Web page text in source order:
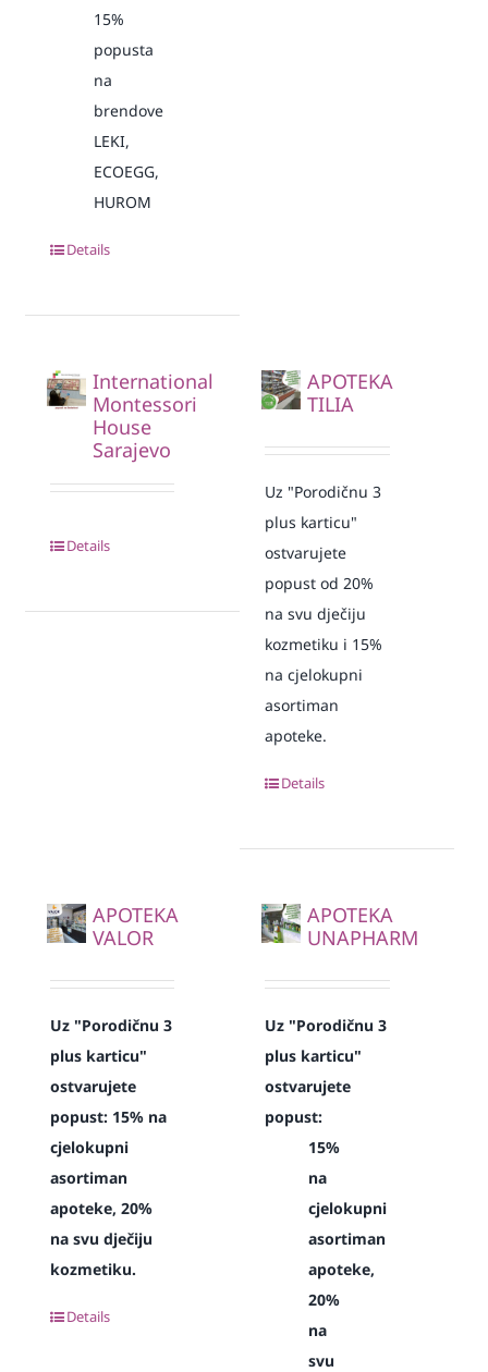
15%
popusta
na
brendove
LEKI,
ECOEGG,
HUROM
Details
International
Montessori
House
Sarajevo
Details
APOTEKA
TILIA
Uz "Porodičnu 3
plus karticu"
ostvarujete
popust od 20%
na svu dječiju
kozmetiku i 15%
na cjelokupni
asortiman
apoteke.
Details
APOTEKA
VALOR
Uz "Porodičnu 3
plus karticu"
ostvarujete
popust: 15% na
cjelokupni
asortiman
apoteke, 20%
na svu dječiju
kozmetiku.
Details
APOTEKA
UNAPHARM
Uz "Porodičnu 3
plus karticu"
ostvarujete
popust:
15%
na
cjelokupni
asortiman
apoteke,
20%
na
svu